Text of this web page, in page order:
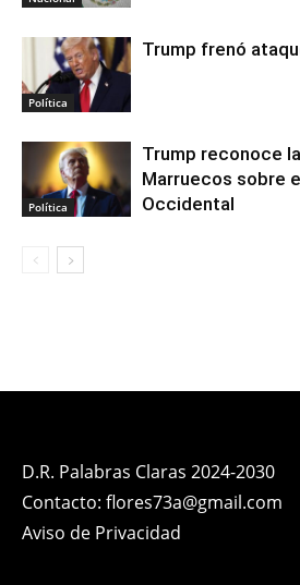
Política
Trump frenó
Política
Trump reconoce
Marruecos sobre
Occidental
D.R. Palabras Claras 2024-2030
Contacto: flores73a@gmail.com
Aviso de Privacidad